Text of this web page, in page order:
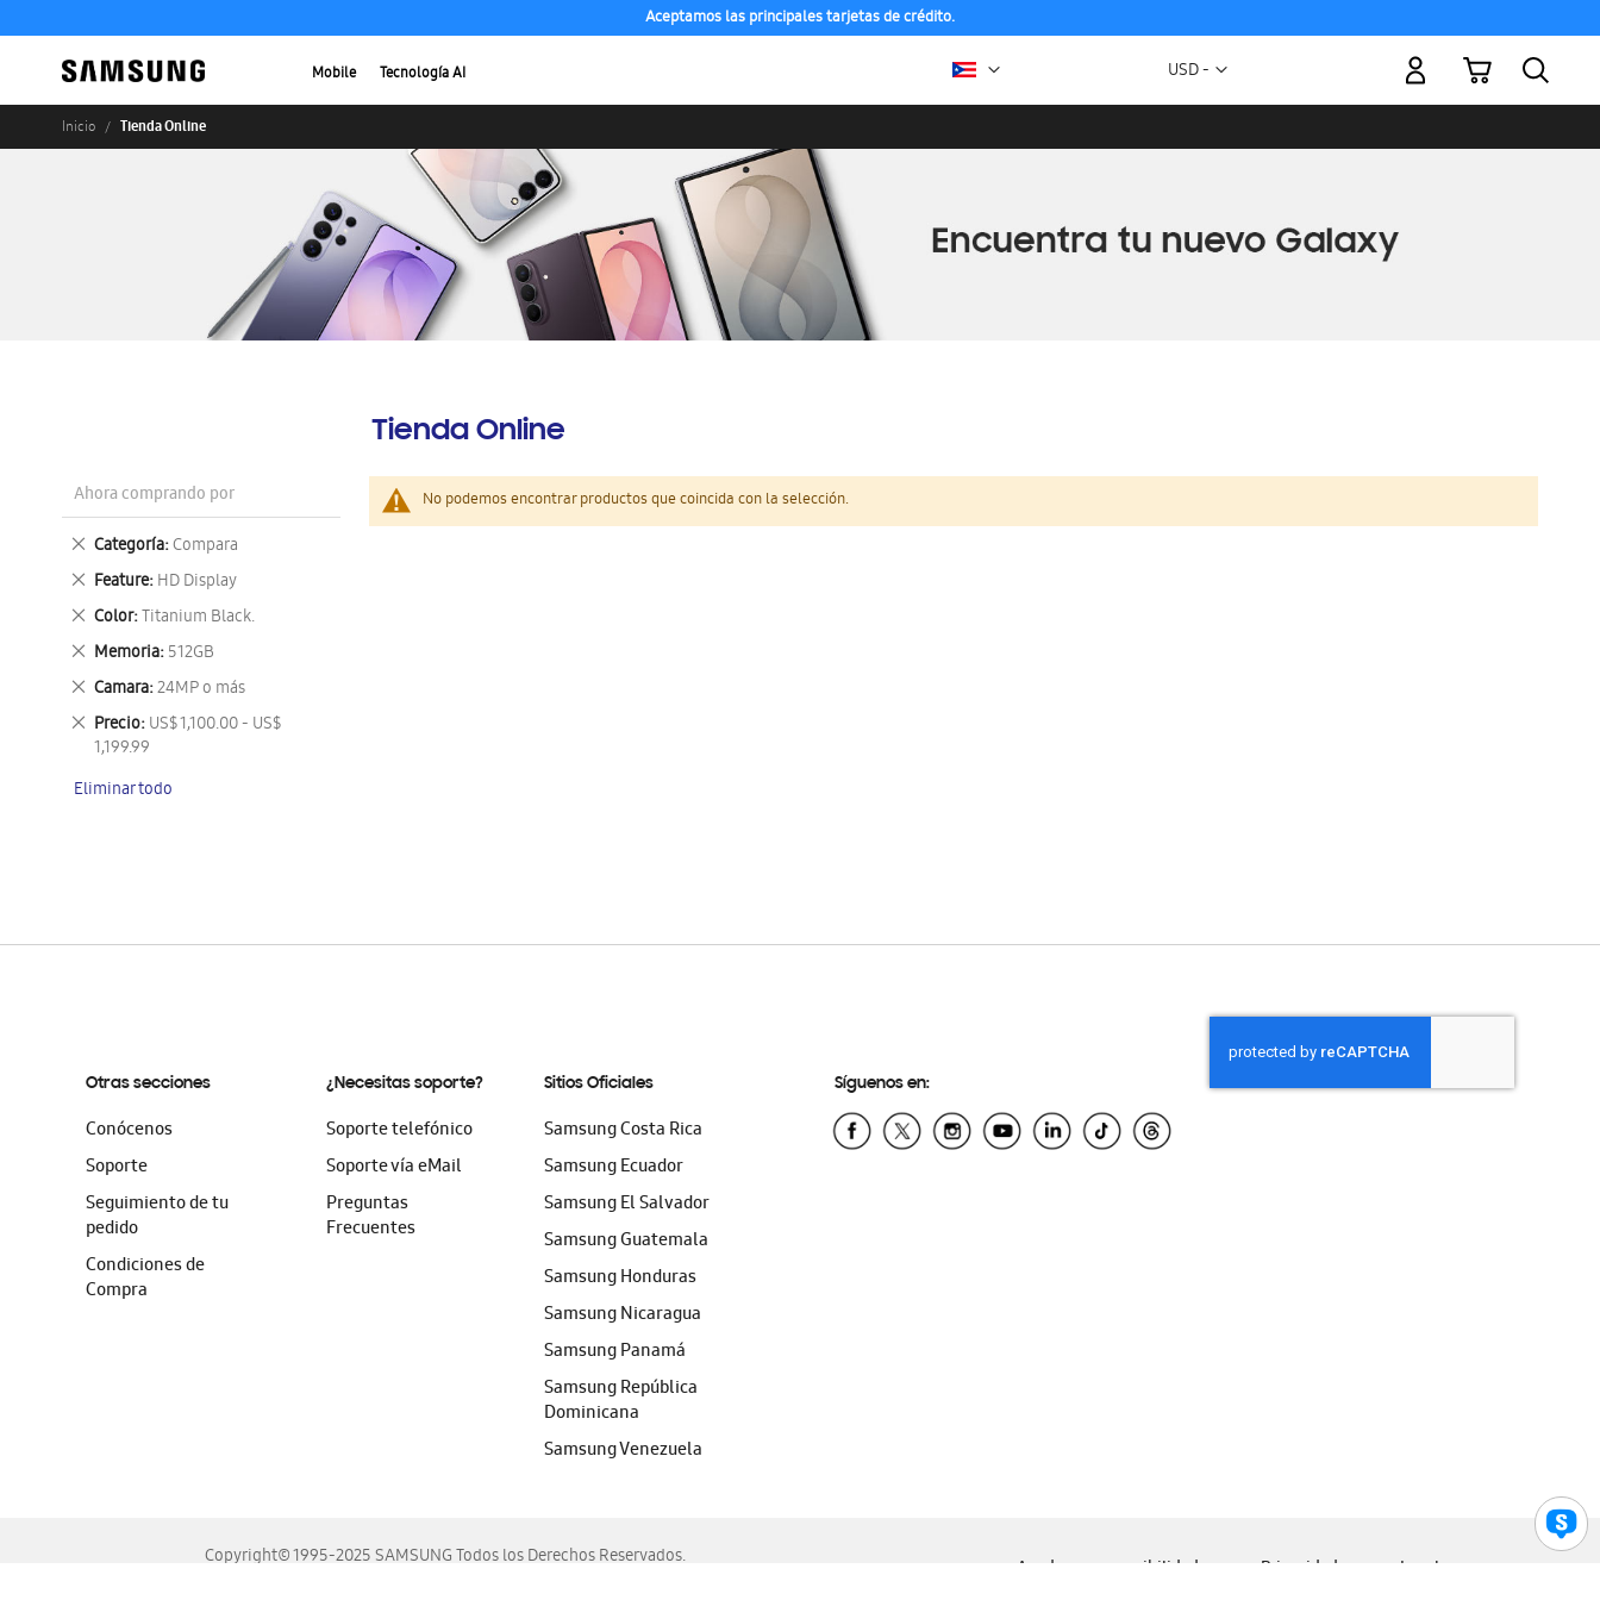
Aceptamos las principales tarjetas de crédito.
Mobile Tecnología AI Moneda
USD -
Mi carrito
Inicio Tienda Online
Tienda Online
No podemos encontrar productos que coincida con la selección.
Ahora comprando por
Categoría Compara
Eliminar
este
artículo
Feature HD Display
Eliminar
este
artículo
Color Titanium Black.
Eliminar
este
artículo
Memoria 512GB
Eliminar
este
artículo
Camara 24MP o más
Eliminar
este
artículo
Precio US$ 1,100.00 - US$
1,199.99
Eliminar
este
Eliminar todo
Otras secciones
Conócenos
Soporte
Seguimiento de tu
pedido
Condiciones de
Compra
¿Necesitas soporte?
Soporte telefónico
Soporte vía eMail
Preguntas
Frecuentes
Sitios Oficiales
Samsung Costa Rica
Samsung Ecuador
Samsung El Salvador
Samsung Guatemala
Samsung Honduras
Samsung Nicaragua
Samsung Panamá
Samsung República
Dominicana
Samsung Venezuela
Síguenos en:
Copyright© 1995-2025 SAMSUNG Todos los Derechos Reservados.
Ayuda para accesibilidad Privacidad Legal